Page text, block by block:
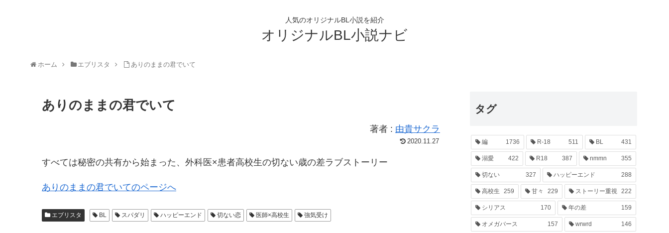
人気のオリジナルBL小説を紹介
オリジナルBL小説ナビ
ホーム エブリスタ ありのままの君でいて
ありのままの君でいて
著者 : 由貴サクラ
2020.11.27
すべては秘密の共有から始まった、外科医×患者高校生の切ない歳の差ラブストーリー
ありのままの君でいてのページへ
エブリスタ BL スパダリ ハッピーエンド 切ない恋 医師×高校生 強気受け
タグ
編 1736 R-18 511 BL 431
溺愛 422 R18 387 nmmn 355
切ない 327 ハッピーエンド 288
高校生 259 甘々 229 ストーリー重視 222
シリアス 170 年の差 159
オメガバース 157 wrwrd 146